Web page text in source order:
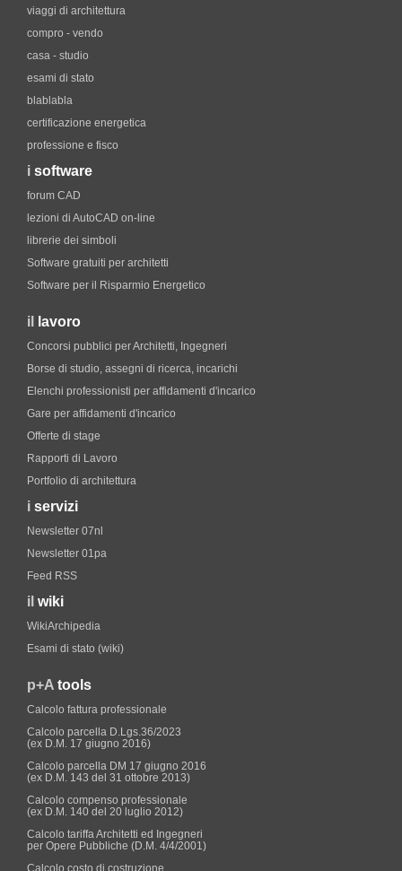
viaggi di architettura
compro - vendo
casa - studio
esami di stato
blablabla
certificazione energetica
professione e fisco
i software
forum CAD
lezioni di AutoCAD on-line
librerie dei simboli
Software gratuiti per architetti
Software per il Risparmio Energetico
il lavoro
Concorsi pubblici per Architetti, Ingegneri
Borse di studio, assegni di ricerca, incarichi
Elenchi professionisti per affidamenti d'incarico
Gare per affidamenti d'incarico
Offerte di stage
Rapporti di Lavoro
Portfolio di architettura
i servizi
Newsletter 07nl
Newsletter 01pa
Feed RSS
il wiki
WikiArchipedia
Esami di stato (wiki)
p+A tools
Calcolo fattura professionale
Calcolo parcella D.Lgs.36/2023
(ex D.M. 17 giugno 2016)
Calcolo parcella DM 17 giugno 2016
(ex D.M. 143 del 31 ottobre 2013)
Calcolo compenso professionale
(ex D.M. 140 del 20 luglio 2012)
Calcolo tariffa Architetti ed Ingegneri
per Opere Pubbliche (D.M. 4/4/2001)
Calcolo costo di costruzione